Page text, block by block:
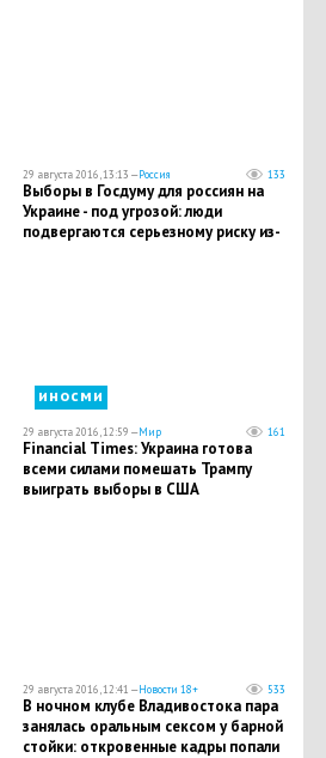
29 августа 2016, 13:13 —Россия 133
Выборы в Госдуму для россиян на
Украине - под угрозой: люди
подвергаются серьезному риску из-
иносми
29 августа 2016, 12:59 —Мир 161
Financial Times: Украина готова
всеми силами помешать Трампу
выиграть выборы в США
29 августа 2016, 12:41 —Новости 18+ 533
В ночном клубе Владивостока пара
занялась оральным сексом у барной
стойки: откровенные кадры попали